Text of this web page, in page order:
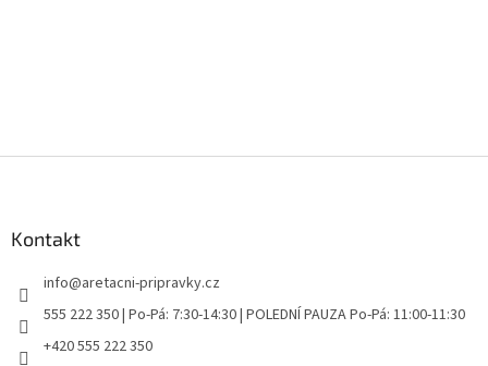
Kontakt
info@aretacni-pripravky.cz
555 222 350 | Po-Pá: 7:30-14:30 | POLEDNÍ PAUZA Po-Pá: 11:00-11:30
+420 555 222 350